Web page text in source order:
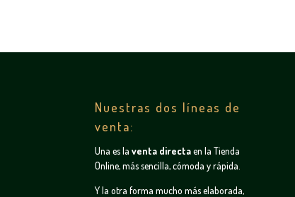
Nuestras dos líneas de
venta:
Una es laventa directaen laTienda
Online, más sencilla, cómoda y rápida.
Y la otra forma mucho más elaborada,